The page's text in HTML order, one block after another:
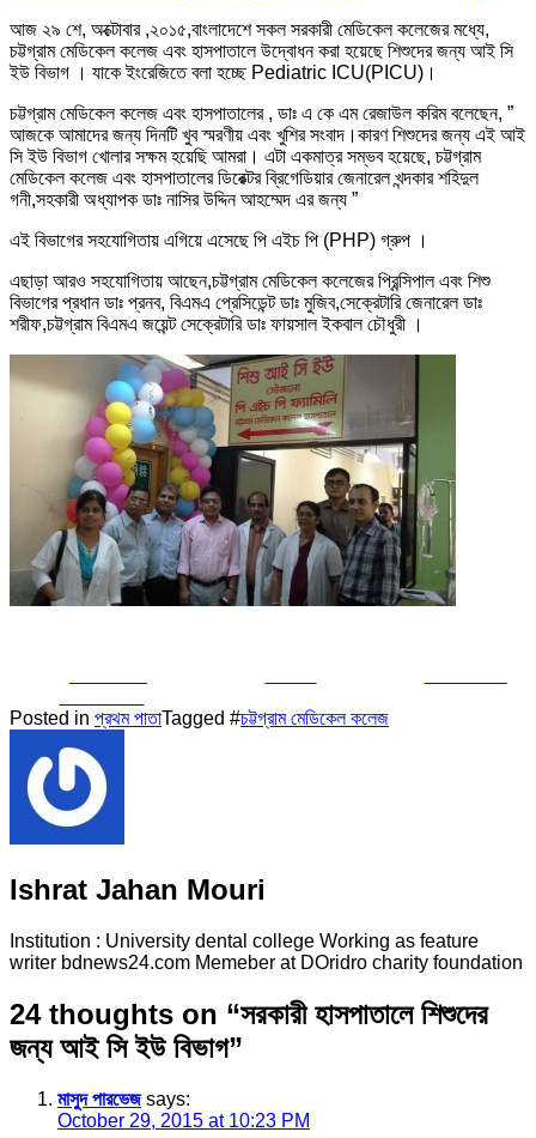
আজ ২৯ শে, অক্টোবার ,২০১৫,বাংলাদেশে সকল সরকারী মেডিকেল কলেজের মধ্যে,
চট্টগ্রাম মেডিকেল কলেজ এবং হাসপাতালে উদ্বোধন করা হয়েছে শিশুদের জন্য আই সি
ইউ বিভাগ । যাকে ইংরেজিতে বলা হচ্ছে Pediatric ICU(PICU)।
চট্টগ্রাম মেডিকেল কলেজ এবং হাসপাতালের , ডাঃ এ কে এম রেজাউল করিম বলেছেন, ”
আজকে আমাদের জন্য দিনটি খুব স্মরণীয় এবং খুশির সংবাদ।কারণ শিশুদের জন্য এই আই
সি ইউ বিভাগ খোলার সক্ষম হয়েছি আমরা। এটা একমাত্র সম্ভব হয়েছে, চট্টগ্রাম
মেডিকেল কলেজ এবং হাসপাতালের ডিরেক্টর ব্রিগেডিয়ার জেনারেল খন্দকার শহিদুল
গনী,সহকারী অধ্যাপক ডাঃ নাসির উদ্দিন আহম্মেদ এর জন্য ”
এই বিভাগের সহযোগিতায় এগিয়ে এসেছে পি এইচ পি (PHP) গ্রুপ ।
এছাড়া আরও সহযোগিতায় আছেন,চট্টগ্রাম মেডিকেল কলেজের প্রিন্সিপাল এবং শিশু
বিভাগের প্রধান ডাঃ প্রনব, বিএমএ প্রেসিডেন্ট ডাঃ মুজিব,সেক্রেটারি জেনারেল ডাঃ
শরীফ,চট্টগ্রাম বিএমএ জয়েন্ট সেক্রেটারি ডাঃ ফায়সাল ইকবাল চৌধুরী ।
Posted in প্রথম পাতাTagged #চট্টগ্রাম মেডিকেল কলেজ
Ishrat Jahan Mouri
Institution : University dental college Working as feature
writer bdnews24.com Memeber at DOridro charity foundation
24 thoughts on “সরকারী হাসপাতালে শিশুদের
জন্য আই সি ইউ বিভাগ”
মাসুদ পারভেজ says:
October 29, 2015 at 10:23 PM